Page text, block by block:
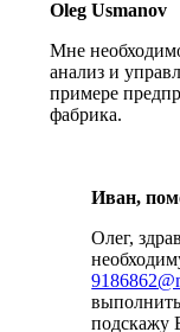
Oleg Usmanov
Мне
анализ и
примере
фабрика.
Иван,
Олег,
подскажу